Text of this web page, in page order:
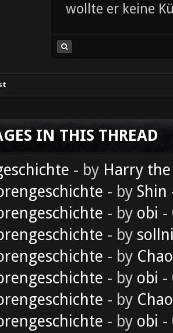
wollte er keine
IN THIS THREAD
- by Harry
- by Shin
- by obi -
- by
- by
- by obi -
- by
- by obi -